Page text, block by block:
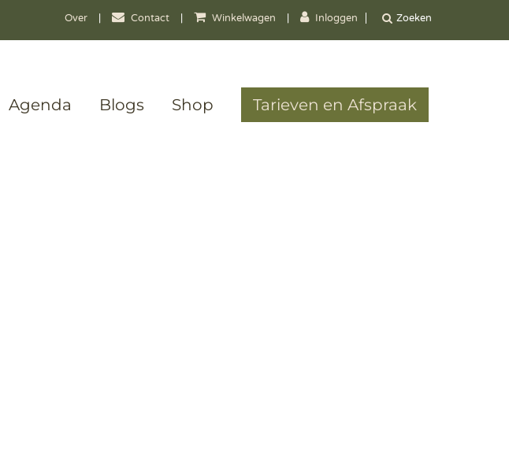
Over | Contact | Winkelwagen | Inloggen
Agenda Blogs Shop Tarieven en Afspraak